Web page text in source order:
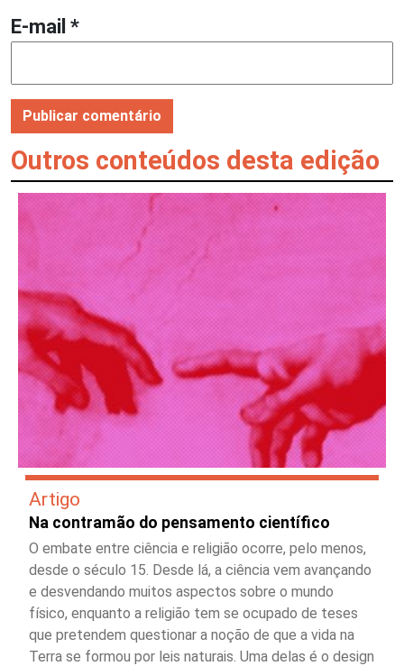
E-mail *
Outros conteúdos desta edição
Artigo
Na contramão do pensamento científico
O embate entre ciência e religião ocorre, pelo menos,
desde o século 15. Desde lá, a ciência vem avançando
e desvendando muitos aspectos sobre o mundo
físico, enquanto a religião tem se ocupado de teses
que pretendem questionar a noção de que a vida na
Terra se formou por leis naturais. Uma delas é o design